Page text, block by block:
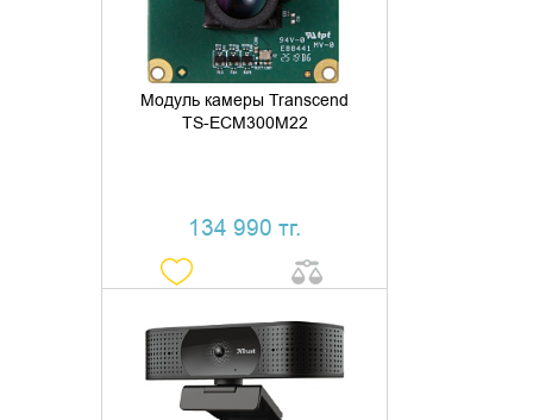
Модуль камеры Transcend
TS-ECM300M22
134 990 тг.
ДОБАВИТЬ В КОРЗИНУ
КУПИТЬ В 1 КЛИК